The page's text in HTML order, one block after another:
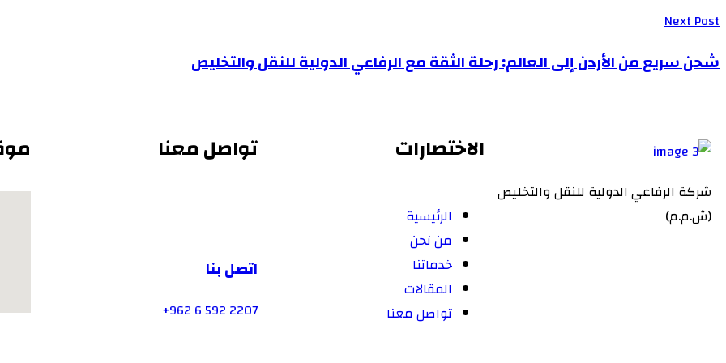
Next Post
شحن سريع من الأردن إلى العالم: رحلة الثقة مع الرفاعي الدولية للنقل والتخليص
شركة الرفاعي الدولية للنقل والتخليص
(ش.م.م)
الاختصارات
الرئيسية
من نحن
خدماتنا
المقالات
تواصل معنا
تواصل معنا
اتصل بنا
2207 592 6 962+